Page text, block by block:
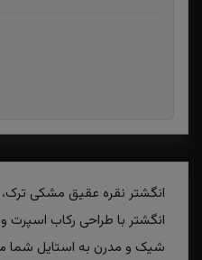
انگشتر نقره عقیق مشکی ترک،
انگشتر با طراحی رکاب اسپرت
شیک و مدرن به استایل شما